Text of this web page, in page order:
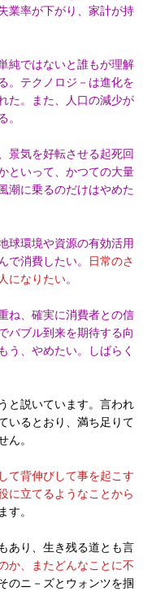
業率が下がり、家計が持
純ではないと誰もが理解
。テクノロジ－は進化を
た。また、人口の減少が
。
景気を好転させる起死回
といって、かつての大量
潮に乗るのだけはやめた
球環境や資源の有効活用
で消費したい。
日常のさ
になりたい。
ね、確実に消費者との信
バブル到来を期待する向
う、やめたい。しばらく
と説いています。言われ
いるとおり、満ち足りて
ん。
て背伸びして事を起こす
に立てるようなことから
す。
あり、生き残る道とも言
か、またどんなことに不
のニ－ズとウォンツを掴